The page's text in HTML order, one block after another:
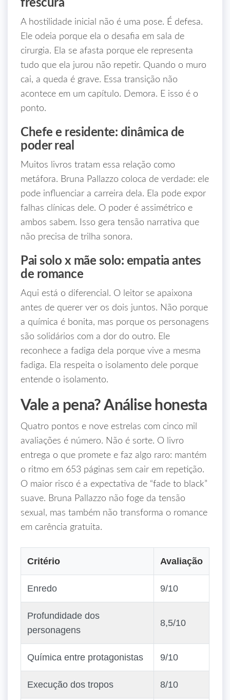
frescura
A hostilidade inicial não é uma pose. É defesa.
Ele odeia porque ela o desafia em sala de
cirurgia. Ela se afasta porque ele representa
tudo que ela jurou não repetir. Quando o muro
cai, a queda é grave. Essa transição não
acontece em um capítulo. Demora. E isso é o
ponto.
Chefe e residente: dinâmica de
poder real
Muitos livros tratam essa relação como
metáfora. Bruna Pallazzo coloca de verdade: ele
pode influenciar a carreira dela. Ela pode expor
falhas clínicas dele. O poder é assimétrico e
ambos sabem. Isso gera tensão narrativa que
não precisa de trilha sonora.
Pai solo x mãe solo: empatia antes
de romance
Aqui está o diferencial. O leitor se apaixona
antes de querer ver os dois juntos. Não porque
a química é bonita, mas porque os personagens
são solidários com a dor do outro. Ele
reconhece a fadiga dela porque vive a mesma
fadiga. Ela respeita o isolamento dele porque
entende o isolamento.
Vale a pena? Análise honesta
Quatro pontos e nove estrelas com cinco mil
avaliações é número. Não é sorte. O livro
entrega o que promete e faz algo raro: mantém
o ritmo em 653 páginas sem cair em repetição.
O maior risco é a expectativa de “fade to black”
suave. Bruna Pallazzo não foge da tensão
sexual, mas também não transforma o romance
em carência gratuita.
Critério Avaliação
Enredo 9/10
Profundidade dos
personagens
8,5/10
Química entre protagonistas 9/10
Execução dos tropos 8/10